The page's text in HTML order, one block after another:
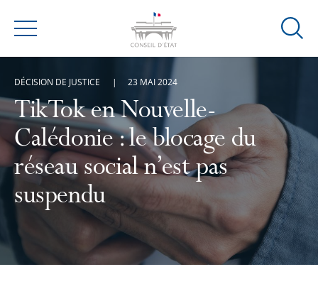
Menu
Ouvrir
TikTok en Nouvelle-
Calédonie : le blocage du
réseau social n’est pas
suspendu
DÉCISION DE JUSTICE 23 MAI 2024